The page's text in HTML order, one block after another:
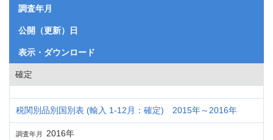
調査年月
公開（更新）日
表示・ダウンロード
確定
税関別品別国別表 (輸入 1-12月：確定) 2015年～2016年
調査年月 2016年